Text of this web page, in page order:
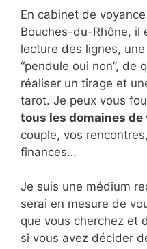
En cabinet de
Bouches-du-Rhône, il
lecture des lignes,
“pendule oui non”, de
réaliser un tirage et
tarot. Je peux vous
tous les domaines de
couple, vos
finances…
Je suis une médium
serai en mesure de
que vous cherchez et
si vous avez décider